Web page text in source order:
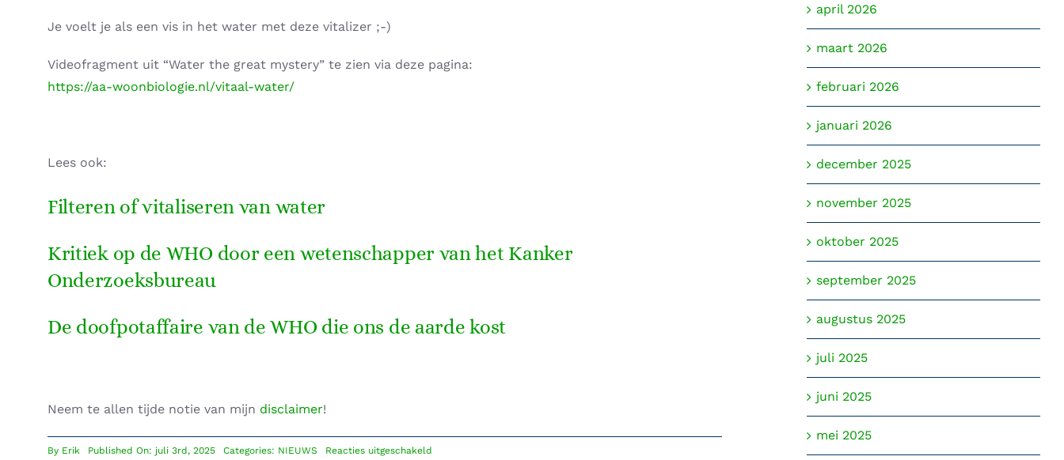
Je voelt je als een vis in het water met deze vitalizer ;-)
Videofragment uit “Water the great mystery” te zien via deze pagina:
https://aa-woonbiologie.nl/vitaal-water/
Lees ook:
Filteren of vitaliseren van water
Kritiek op de WHO door een wetenschapper van het Kanker
Onderzoeksbureau
De doofpotaffaire van de WHO die ons de aarde kost
Neem te allen tijde notie van mijn disclaimer!
By Erik Published On: juli 3rd, 2025 Categories: NIEUWS Reacties uitgeschakeldvoor
april 2026
maart 2026
februari 2026
januari 2026
december 2025
november 2025
oktober 2025
september 2025
augustus 2025
juli 2025
juni 2025
mei 2025